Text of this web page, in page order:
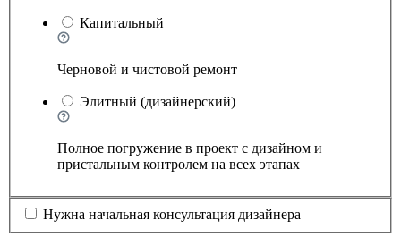
Капитальный
Черновой и чистовой ремонт
Элитный (дизайнерский)
Полное погружение в проект с дизайном и
пристальным контролем на всех этапах
Нужна начальная консультация дизайнера